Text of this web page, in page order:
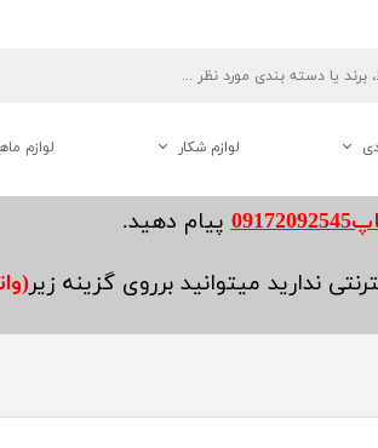
لوازم شکار
لوازم جانبی تفنگ
لوازم
پیام دهید.
ندارید میتوانید برروی گزینه زیر